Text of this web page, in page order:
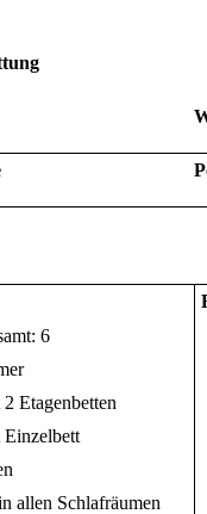
6
Etagenbetten
allen Schlafräumen